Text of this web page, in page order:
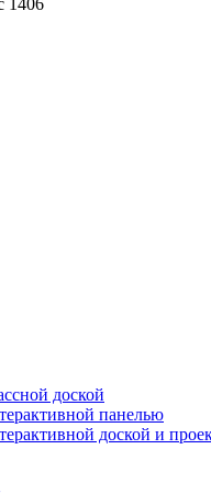
1406
доской
панелью
доской и